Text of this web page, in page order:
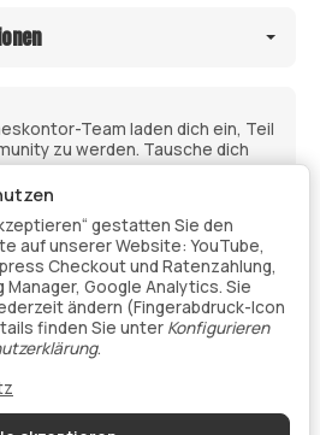
gestatten Sie den
auf unserer Website: YouTube,
Checkout und Ratenzahlung,
Google Analytics. Sie
ändern (Fingerabdruck-Icon
finden Sie unter Konfigurieren
.